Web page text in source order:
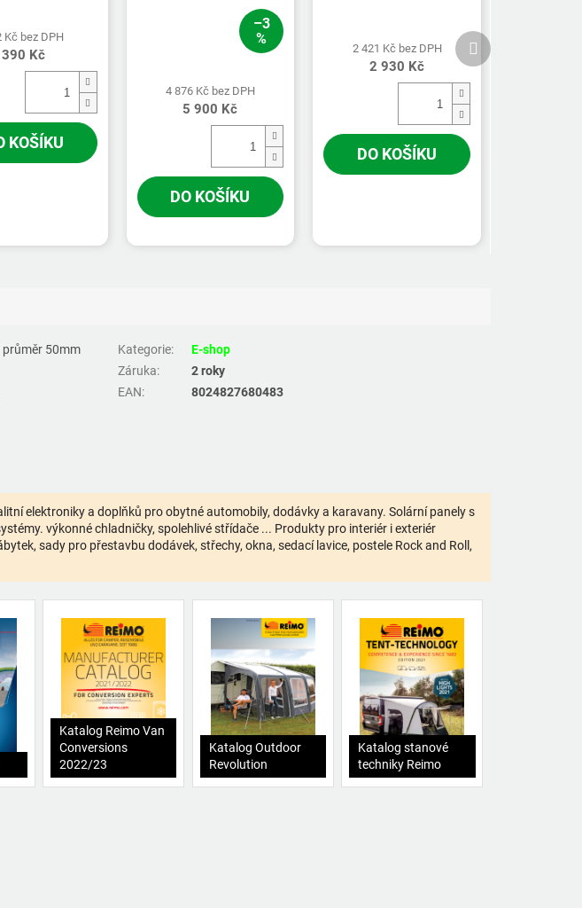
Kč bez DPH
390 Kč
KOŠÍKU
–3
%
4 876 Kč bez DPH
5 900 Kč
DO KOŠÍKU
2 421 Kč bez DPH
2 930 Kč
DO KOŠÍKU
Další
produkt
průměr 50mm
Kategorie:
E-shop
Záruka:
2 roky
EAN: 8024827680483
elektroniky a doplňků pro obytné automobily, dodávky a karavany. Solární panely s
výkonné chladničky, spolehlivé střídače ... Produkty pro interiér i exteriér
sady pro přestavbu dodávek, střechy, okna, sedací lavice, postele Rock and Roll,
Katalog Reimo Van
Conversions
2022/23
Katalog Outdoor
Revolution
Katalog stanové
techniky Reimo